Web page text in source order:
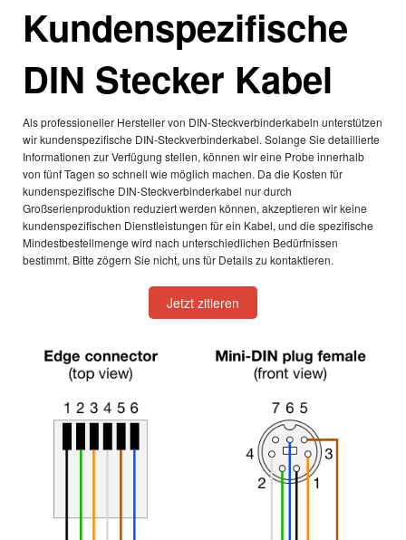
Kundenspezifische
DIN Stecker Kabel
Als professioneller Hersteller von DIN-Steckverbinderkabeln unterstützen
wir kundenspezifische DIN-Steckverbinderkabel. Solange Sie detaillierte
Informationen zur Verfügung stellen, können wir eine Probe innerhalb
von fünf Tagen so schnell wie möglich machen. Da die Kosten für
kundenspezifische DIN-Steckverbinderkabel nur durch
Großserienproduktion reduziert werden können, akzeptieren wir keine
kundenspezifischen Dienstleistungen für ein Kabel, und die spezifische
Mindestbestellmenge wird nach unterschiedlichen Bedürfnissen
bestimmt. Bitte zögern Sie nicht, uns für Details zu kontaktieren.
Jetzt zitieren